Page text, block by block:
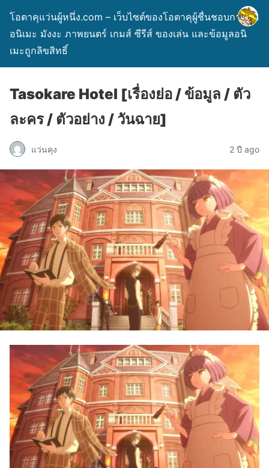
โอตาคุแว่นผู้หนึ่ง.com – เว็บไซต์ของโอตาคุผู้ชื่นชอบการ์ตูน
อนิเมะ มังงะ ภาพยนตร์ เกมส์ ซีรีส์ ของเล่น และข้อมูลอนิ
เมะถูกลิขสิทธิ์
Tasokare Hotel [เรื่องย่อ / ข้อมูล / ตัว
ละคร / ตัวอย่าง / วันฉาย]
แว่นคุง 2 ปี ago